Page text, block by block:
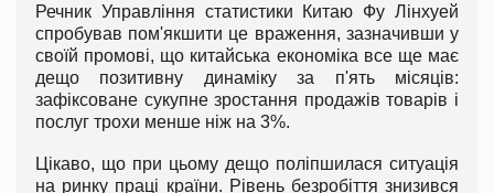
Речник Управління статистики Китаю Фу Лінхуей
спробував пом'якшити це враження, зазначивши у
своїй промові, що китайська економіка все ще має
дещо позитивну динаміку за п'ять місяців:
зафіксоване сукупне зростання продажів товарів і
послуг трохи менше ніж на 3%.
Цікаво, що при цьому дещо поліпшилася ситуація
на ринку праці країни. Рівень безробіття знизився